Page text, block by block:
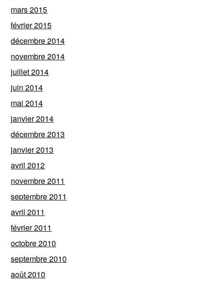
mars 2015
février 2015
décembre 2014
novembre 2014
juillet 2014
juin 2014
mai 2014
janvier 2014
décembre 2013
janvier 2013
avril 2012
novembre 2011
septembre 2011
avril 2011
février 2011
octobre 2010
septembre 2010
août 2010